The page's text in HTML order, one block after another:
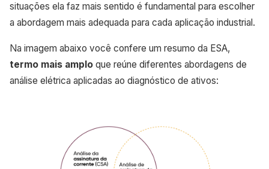
situações ela faz mais sentido é fundamental para escolher
a abordagem mais adequada para cada aplicação industrial.
Na imagem abaixo você confere um resumo da ESA,
termo mais amplo que reúne diferentes abordagens de
análise elétrica aplicadas ao diagnóstico de ativos: